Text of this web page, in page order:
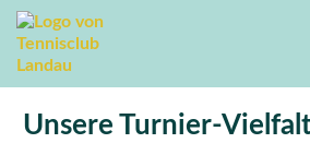
Unsere Turnier-